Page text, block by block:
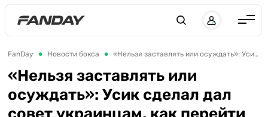
Англия
Испания
Германия
Италия
FanDay Новости бокса «Нельзя заставлять или осуждать»: Усик сделал дал совет украинцам, как перейти на государственный язык
«Нельзя заставлять или
осуждать»: Усик сделал дал